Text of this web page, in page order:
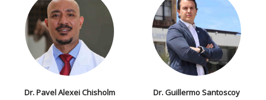
Dr. Pavel Alexei Chisholm
Dr. Guillermo Santoscoy